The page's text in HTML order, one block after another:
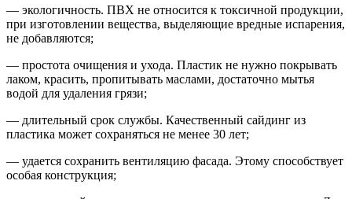
— экологичность. ПВХ не относится к токсичной продукции,
при изготовлении вещества, выделяющие вредные испарения,
не добавляются;
— простота очищения и ухода. Пластик не нужно покрывать
лаком, красить, пропитывать маслами, достаточно мытья
водой для удаления грязи;
— длительный срок службы. Качественный сайдинг из
пластика может сохраняться не менее 30 лет;
— удается сохранить вентиляцию фасада. Этому способствует
особая конструкция;